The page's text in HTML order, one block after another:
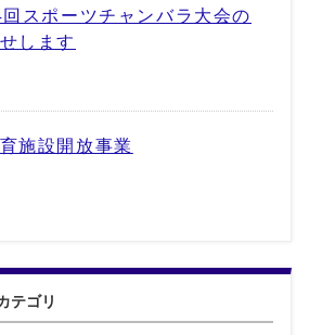
スポーツチャンバラ大会の
します
施設開放事業
テゴリ